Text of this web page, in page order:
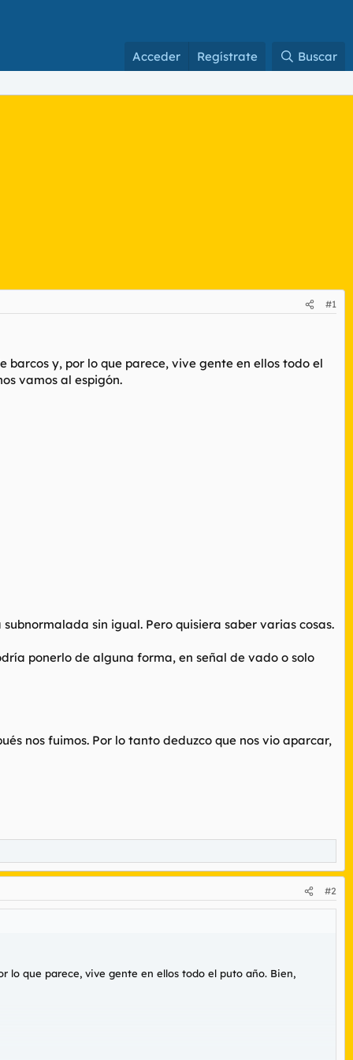
Acceder Regístrate Buscar
#1
y, por lo que parece, vive gente en ellos todo el
vamos al espigón.
sin igual. Pero quisiera saber varias cosas.
ponerlo de alguna forma, en señal de vado o solo
nos fuimos. Por lo tanto deduzco que nos vio aparcar,
#2
lo que parece, vive gente en ellos todo el puto año. Bien,